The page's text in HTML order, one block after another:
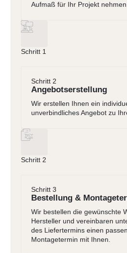
Aufmaß für Ihr Projekt
Schritt 1
Schritt 2
Angebotserstellung
Wir erstellen Ihnen ein
unverbindliches Angebot zu
Schritt 2
Schritt 3
Bestellung &
Wir bestellen die gewünschte
Hersteller und vereinbaren
des Liefertermins einen
Montagetermin mit Ihnen.